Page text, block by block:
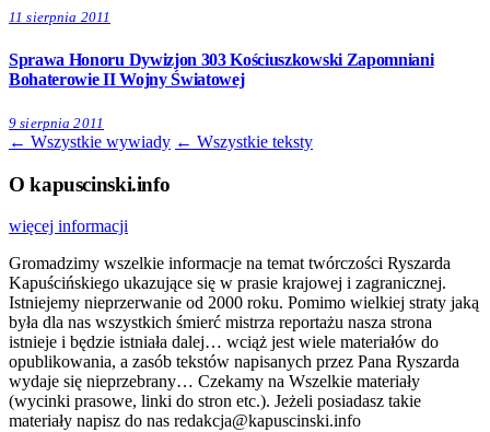
11 sierpnia 2011
Sprawa Honoru Dywizjon 303 Kościuszkowski Zapomniani
Bohaterowie II Wojny Światowej
9 sierpnia 2011
← Wszystkie wywiady ← Wszystkie teksty
O kapuscinski.info
więcej informacji
Gromadzimy wszelkie informacje na temat twórczości Ryszarda
Kapuścińskiego ukazujące się w prasie krajowej i zagranicznej.
Istniejemy nieprzerwanie od 2000 roku. Pomimo wielkiej straty jaką
była dla nas wszystkich śmierć mistrza reportażu nasza strona
istnieje i będzie istniała dalej… wciąż jest wiele materiałów do
opublikowania, a zasób tekstów napisanych przez Pana Ryszarda
wydaje się nieprzebrany… Czekamy na Wszelkie materiały
(wycinki prasowe, linki do stron etc.). Jeżeli posiadasz takie
materiały napisz do nas redakcja@kapuscinski.info